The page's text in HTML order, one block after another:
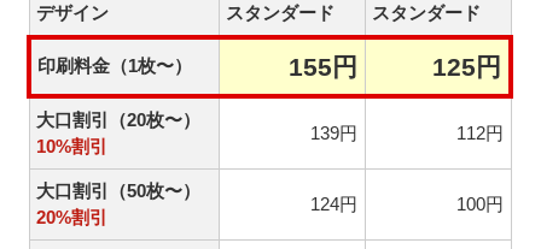
デザイン
スタンダード スタンダード
印刷料金（1枚〜） 155円 125円
大口割引（20枚〜）
10%割引
139円 112円
大口割引（50枚〜）
20%割引
124円 100円